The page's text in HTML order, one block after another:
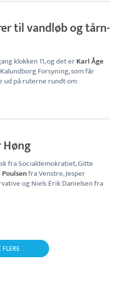
til vandløb og tårn-
klokken 11, og det erKarl Åge
Forsyning, som får
ud på ruterne rundt om
fra Socialdemokratiet, Gitte
fra Venstre, Jesper
og Niels Erik Danielsen fra
FLERE